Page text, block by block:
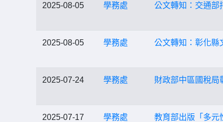
2025-08-05 學務處 公文轉知：交通部
2025-08-05 學務處 公文轉知：彰化縣
2025-07-24 學務處 財政部中區國稅局
2025-07-17 學務處 教育部出版「多元